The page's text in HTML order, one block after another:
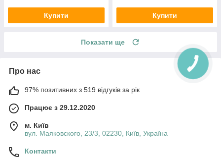
Купити Купити
Показати ще
Про нас
97% позитивних з 519 відгуків за рік
Працює з 29.12.2020
м. Київ
вул. Маяковского, 23/3, 02230, Київ, Україна
Контакти